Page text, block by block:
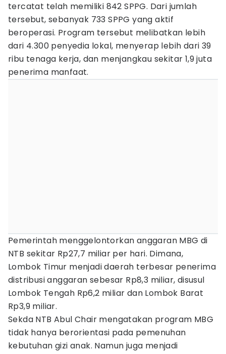
tercatat telah memiliki 842 SPPG. Dari jumlah
tersebut, sebanyak 733 SPPG yang aktif
beroperasi. Program tersebut melibatkan lebih
dari 4.300 penyedia lokal, menyerap lebih dari 39
ribu tenaga kerja, dan menjangkau sekitar 1,9 juta
penerima manfaat.
Pemerintah menggelontorkan anggaran MBG di
NTB sekitar Rp27,7 miliar per hari. Dimana,
Lombok Timur menjadi daerah terbesar penerima
distribusi anggaran sebesar Rp8,3 miliar, disusul
Lombok Tengah Rp6,2 miliar dan Lombok Barat
Rp3,9 miliar.
Sekda NTB Abul Chair mengatakan program MBG
tidak hanya berorientasi pada pemenuhan
kebutuhan gizi anak. Namun juga menjadi